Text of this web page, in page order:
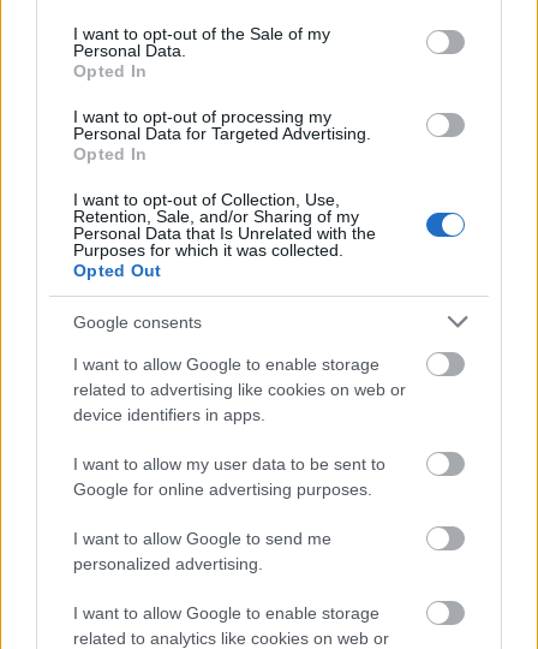
consent section.
I want to opt-out of the Sale of my
Personal Data.
Opted In
I want to opt-out of processing my
Personal Data for Targeted Advertising.
Opted In
I want to opt-out of Collection, Use,
Retention, Sale, and/or Sharing of my
Personal Data that Is Unrelated with the
Purposes for which it was collected.
Opted Out
Google consents
I want to allow Google to enable storage
related to advertising like cookies on web or
device identifiers in apps.
I want to allow my user data to be sent to
Google for online advertising purposes.
I want to allow Google to send me
personalized advertising.
I want to allow Google to enable storage
related to analytics like cookies on web or
l=&gs_nf=1&gs_l=hp.3...13020.13351.1.14633.2.2.0.0
.0.0.147.147.0j1.1.0.W-
&fp=7be885de8f4048fa
ketroot
14 éve
@Seduxen (már NEM dr.)
Még szerencse, hogy nem bérkommentelő.
Töpörtyű
14 éve
: ha ebben tényleg hiszel, akkor csinálj rá egy
vannak olyan régi vágású arcok, akik a belso voip, de
még a mobil mellett is a régi jó öreg vezetékes
telefonon ülnek egész nap... (ami dragabb mint a
masik ketto....)